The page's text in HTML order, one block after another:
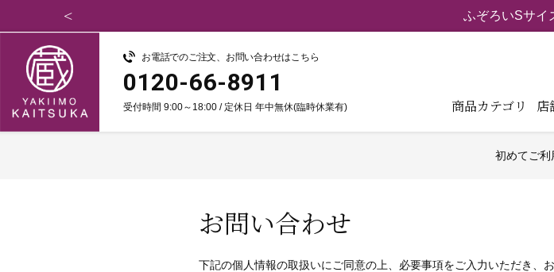
【重要】弊社ブランド「紅天
お電話でのご注文、お問い合わせはこちら
0120-66-8911
受付時間 9:00～18:00 / 定休日 年中無休(臨時休業有) 商品カテゴリ 店
初めてご利
お問い合わせ
下記の個人情報の取扱いにご同意の上、必要事項をご入力いただき、